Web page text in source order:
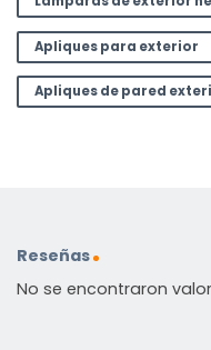
Apliques para exterior
Apliques de pared
Reseñas
No se encontraron